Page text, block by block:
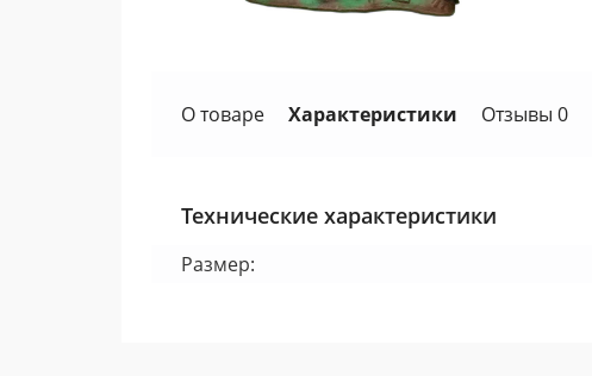
О товаре Характеристики Отзывы 0
Технические характеристики
Размер: